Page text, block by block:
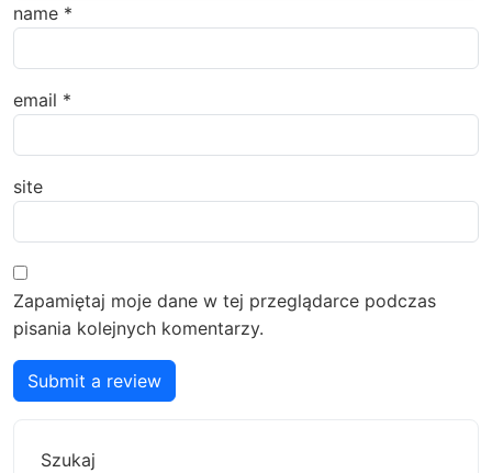
name *
email *
site
Zapamiętaj moje dane w tej przeglądarce podczas
pisania kolejnych komentarzy.
Submit a review
Szukaj